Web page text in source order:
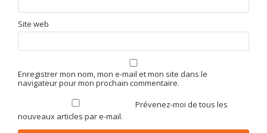
Site web
Enregistrer mon nom, mon e-mail et mon site dans le
navigateur pour mon prochain commentaire.
Prévenez-moi de tous les
nouveaux articles par e-mail.